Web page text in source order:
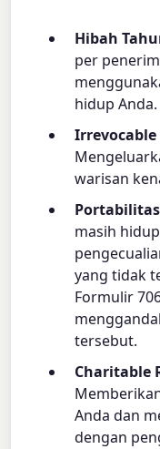
Hibah
per
hidup Anda.
Irrevocable
warisan
masih
yang tidak
Formulir
tersebut.
Charitable
Anda dan
dengan